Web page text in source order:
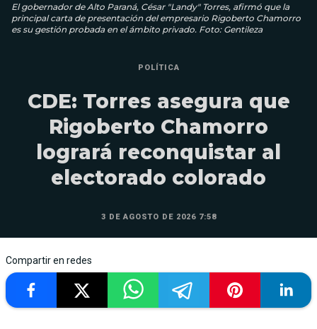
El gobernador de Alto Paraná, César "Landy" Torres, afirmó que la
principal carta de presentación del empresario Rigoberto Chamorro
es su gestión probada en el ámbito privado. Foto: Gentileza
POLÍTICA
CDE: Torres asegura que
Rigoberto Chamorro
logrará reconquistar al
electorado colorado
3 DE AGOSTO DE 2026 7:58
Compartir en redes